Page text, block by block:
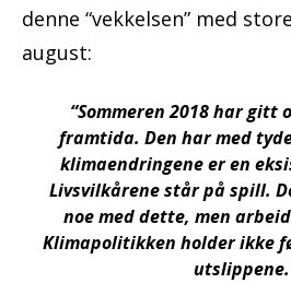
denne “vekkelsen” med
august:
“Sommeren 2018 har gitt
framtida. Den har med
klimaendringene er en
Livsvilkårene står på spill.
noe med dette, men
Klimapolitikken holder ikke